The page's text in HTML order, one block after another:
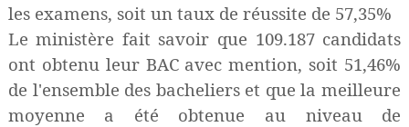
les examens, soit un taux de réussite de 57,35%
Le ministère fait savoir que 109.187 candidats
ont obtenu leur BAC avec mention, soit 51,46%
de l'ensemble des bacheliers et que la meilleure
moyenne a été obtenue au niveau de